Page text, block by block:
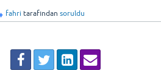
fahri tarafından soruldu